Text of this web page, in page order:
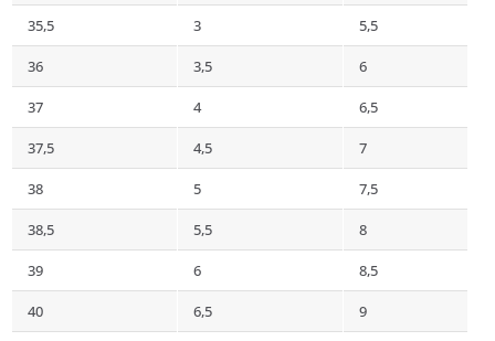
35,5 3 5,5
36 3,5 6
37 4 6,5
37,5 4,5 7
38 5 7,5
38,5 5,5 8
39 6 8,5
40 6,5 9